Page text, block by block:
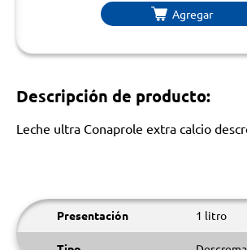
Agregar
Descripción de producto:
Leche ultra Conaprole extra calcio
Presentación 1 litro